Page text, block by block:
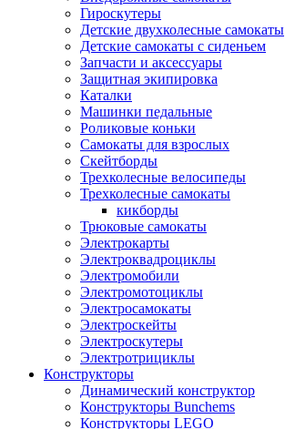
Гироскутеры
Детские двухколесные самокаты
Детские самокаты с сиденьем
Запчасти и аксессуары
Защитная экипировка
Каталки
Машинки педальные
Роликовые коньки
Самокаты для взрослых
Скейтборды
Трехколесные велосипеды
Трехколесные самокаты
кикборды
Трюковые самокаты
Электрокарты
Электроквадроциклы
Электромобили
Электромотоциклы
Электросамокаты
Электроскейты
Электроскутеры
Электротрициклы
Конструкторы
Динамический конструктор
Конструкторы Bunchems
Конструкторы LEGO